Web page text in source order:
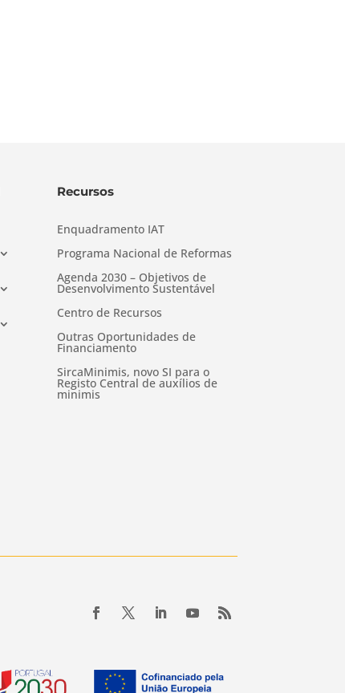
Recursos
Enquadramento IAT
Programa Nacional de Reformas
Agenda 2030 – Objetivos de
Desenvolvimento Sustentável
Centro de Recursos
Outras Oportunidades de
Financiamento
SircaMinimis, novo SI para o
Registo Central de auxílios de
minimis